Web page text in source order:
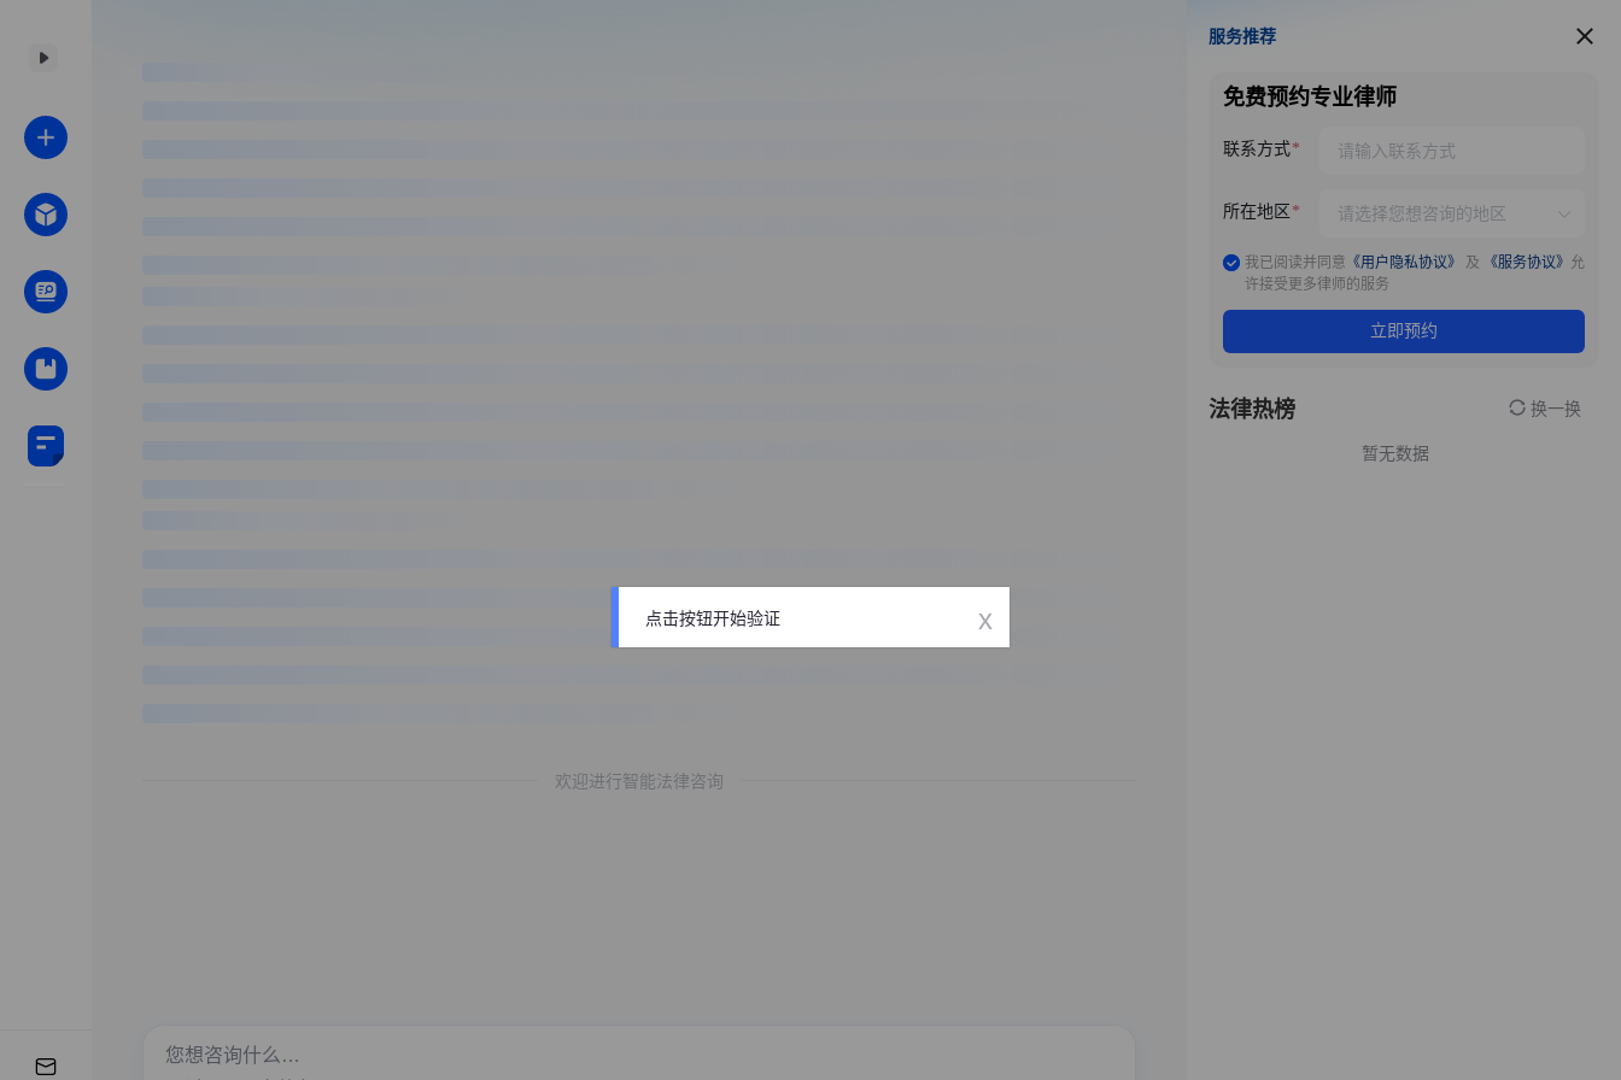
欢迎进行智能法律咨询
服务推荐
服务推荐
免费预约专业律师
联系方式
所在地区
我已阅读并同意 《用户隐私协议》 及 《服务协议》 允
许接受更多律师的服务
立即预约
法律热榜 换一换
暂无数据
点击按钮开始验证 x